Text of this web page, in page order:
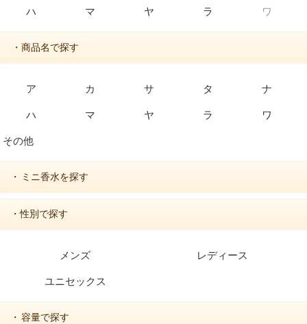
ハ マ ヤ ラ ワ
・商品名で探す
ア カ サ タ ナ
ハ マ ヤ ラ ワ
その他
・ ミニ香水を探す
・性別で探す
メンズ レディース
ユニセックス
・ 容量で探す